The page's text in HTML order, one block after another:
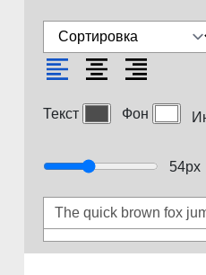
Текст Фон
54px